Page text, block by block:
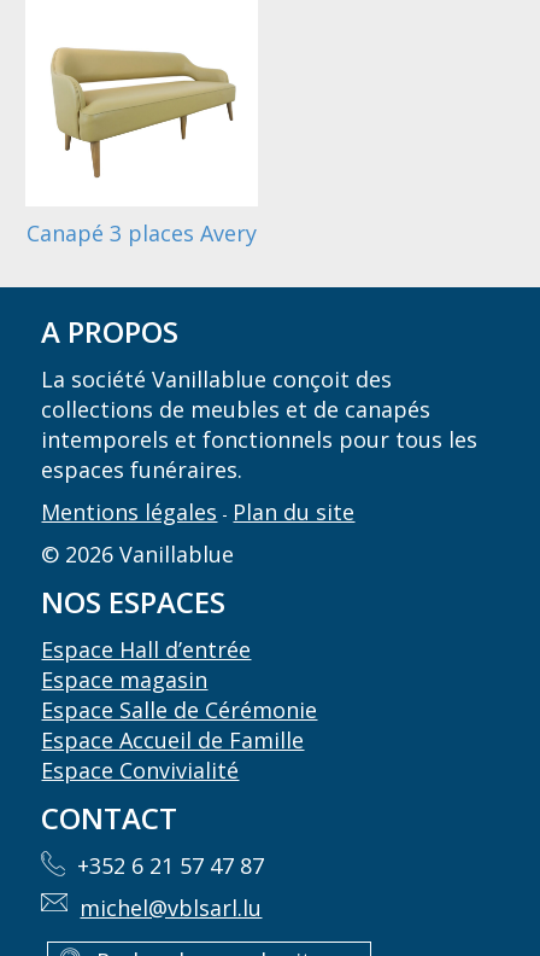
Canapé 3 places Avery
A PROPOS
La société Vanillablue conçoit des
collections de meubles et de canapés
intemporels et fonctionnels pour tous les
espaces funéraires.
Mentions légales - Plan du site
© 2026 Vanillablue
NOS ESPACES
Espace Hall d’entrée
Espace magasin
Espace Salle de Cérémonie
Espace Accueil de Famille
Espace Convivialité
CONTACT
+352 6 21 57 47 87
michel@vblsarl.lu